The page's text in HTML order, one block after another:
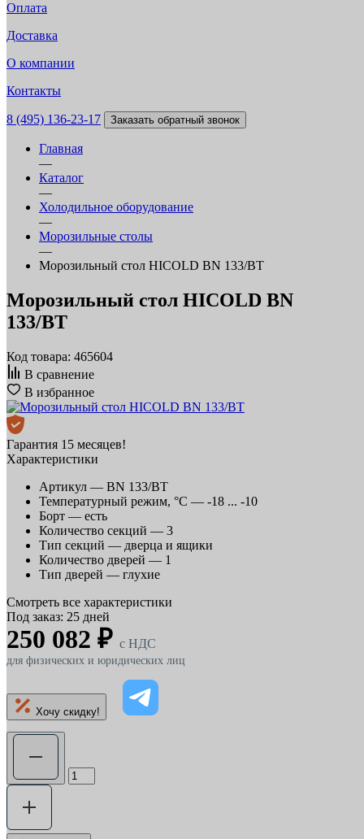
Оплата
Доставка
О компании
Контакты
8 (495) 136-23-17 Заказать обратный звонок
Главная
—
Каталог
—
Холодильное оборудование
—
Морозильные столы
—
Морозильный стол HICOLD BN 133/BT
Морозильный стол HICOLD BN
133/BT
Код товара: 465604
В сравнение
В избранное
Гарантия 15 месяцев!
Характеристики
Артикул — BN 133/BT
Температурный режим, °C — -18 ... -10
Борт — есть
Количество секций — 3
Тип секций — дверца и ящики
Количество дверей — 1
Тип дверей — глухие
Смотреть все характеристики
Под заказ: 25 дней
250 082 ₽ c НДС
для физических и юридических лиц
Хочу скидку!